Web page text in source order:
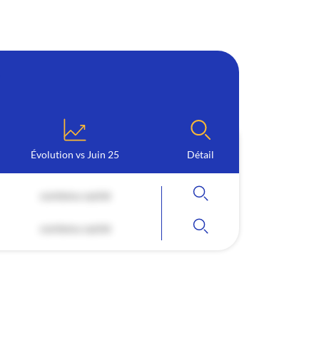
Évolution vs Juin 25 Détail
contenu caché
contenu caché